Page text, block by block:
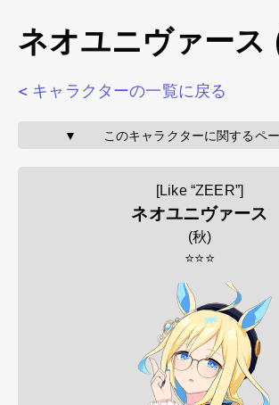
ネオユニヴァース
< キャラクターの一覧に戻る
▼       このキャラクターに関するペ
[Like “ZEER”]
ネオユニヴァース
(秋)
⭐⭐⭐